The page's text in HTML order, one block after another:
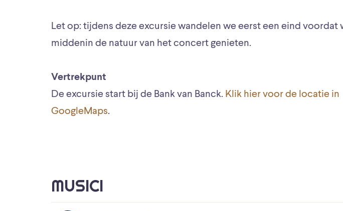
Let op: tijdens deze excursie wandelen we eerst een eind voordat
middenin de natuur van het concert genieten.
Vertrekpunt
De excursie start bij de Bank van Banck. Klik hier voor de locatie in
GoogleMaps.
MUSICI